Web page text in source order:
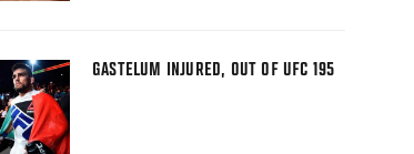
GASTELUM INJURED, OUT OF UFC 195